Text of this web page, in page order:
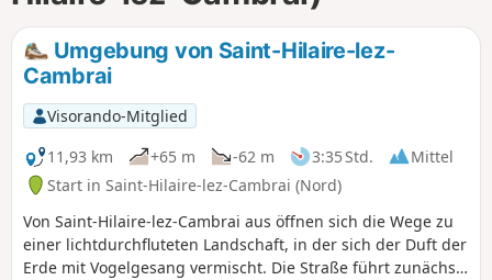
Umgebung von Saint-Hilaire-lez-
Cambrai
Visorando-Mitglied
11,93 km
+65 m -62 m 3:35 Std.
Mittel
Start in Saint-Hilaire-lez-Cambrai (Nord)
Von Saint-Hilaire-lez-Cambrai aus öffnen sich die Wege zu
einer lichtdurchfluteten Landschaft, in der sich der Duft der
Erde mit Vogelgesang vermischt. Die Straße führt zunächst